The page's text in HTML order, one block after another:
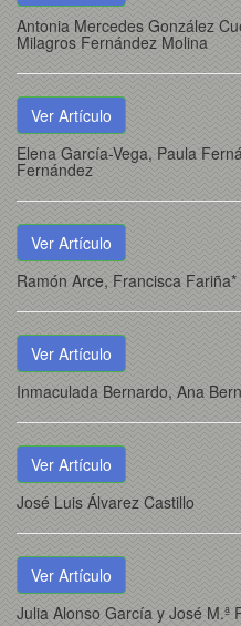
Antonia Mercedes González
Milagros Fernández Molina
Ver Artículo
Elena García-Vega, Paula
Fernández
Ver Artículo
Ramón Arce, Francisca
Ver Artículo
Inmaculada Bernardo, Ana
Ver Artículo
José Luis Álvarez Castillo
Ver Artículo
Julia Alonso García y José M.ª